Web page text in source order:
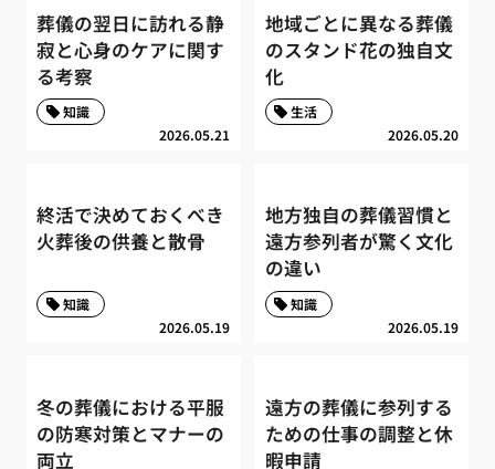
葬儀の翌日に訪れる静
寂と心身のケアに関す
る考察
2026.05.21
知識
地域ごとに異なる葬儀
のスタンド花の独自文
化
2026.05.20
生活
終活で決めておくべき
火葬後の供養と散骨
2026.05.19
知識
地方独自の葬儀習慣と
遠方参列者が驚く文化
の違い
2026.05.19
知識
冬の葬儀における平服
の防寒対策とマナーの
両立
遠方の葬儀に参列する
ための仕事の調整と休
暇申請